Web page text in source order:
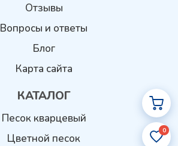
0
Отзывы
Вопросы и ответы
Блог
Карта сайта
КАТАЛОГ
Песок кварцевый
Цветной песок